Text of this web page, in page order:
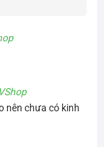
nên chưa có kinh